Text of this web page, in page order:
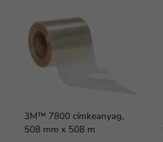
3M™ 7800 címkeanyag,
508 mm x 508 m